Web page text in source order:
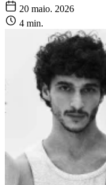
20 maio. 2026
4 min.